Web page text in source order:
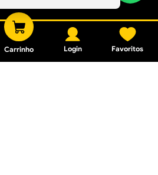
Carrinho Login Favoritos